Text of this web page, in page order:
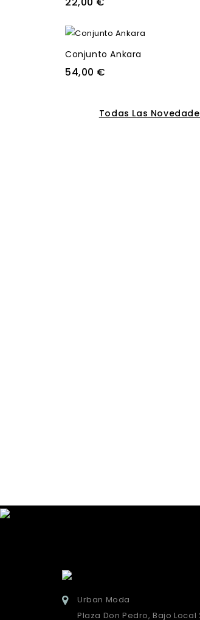
Conjunto Ankara
54,00 €
Todas Las
Urban Moda
Plaza Don Pedro, Bajo Local